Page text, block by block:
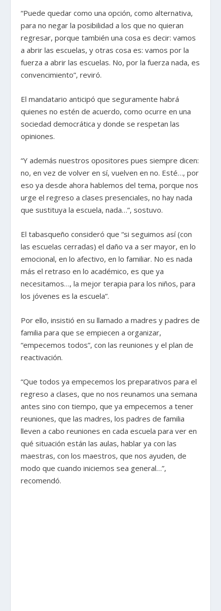
“Puede quedar como una opción, como alternativa,
para no negar la posibilidad a los que no quieran
regresar, porque también una cosa es decir: vamos
a abrir las escuelas, y otras cosa es: vamos por la
fuerza a abrir las escuelas. No, por la fuerza nada, es
convencimiento”, reviró.
El mandatario anticipó que seguramente habrá
quienes no estén de acuerdo, como ocurre en una
sociedad democrática y donde se respetan las
opiniones.
“Y además nuestros opositores pues siempre dicen:
no, en vez de volver en sí, vuelven en no. Esté…, por
eso ya desde ahora hablemos del tema, porque nos
urge el regreso a clases presenciales, no hay nada
que sustituya la escuela, nada…”, sostuvo.
El tabasqueño consideró que “si seguimos así (con
las escuelas cerradas) el daño va a ser mayor, en lo
emocional, en lo afectivo, en lo familiar. No es nada
más el retraso en lo académico, es que ya
necesitamos…, la mejor terapia para los niños, para
los jóvenes es la escuela”.
Por ello, insistió en su llamado a madres y padres de
familia para que se empiecen a organizar,
“empecemos todos”, con las reuniones y el plan de
reactivación.
“Que todos ya empecemos los preparativos para el
regreso a clases, que no nos reunamos una semana
antes sino con tiempo, que ya empecemos a tener
reuniones, que las madres, los padres de familia
lleven a cabo reuniones en cada escuela para ver en
qué situación están las aulas, hablar ya con las
maestras, con los maestros, que nos ayuden, de
modo que cuando iniciemos sea general…”,
recomendó.